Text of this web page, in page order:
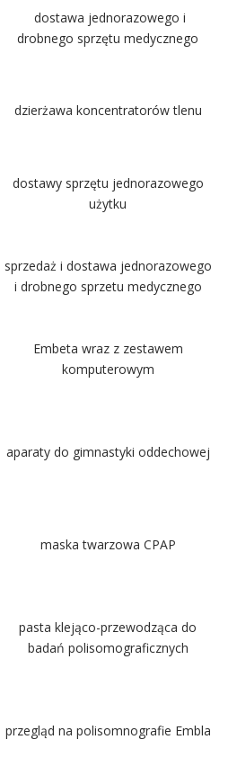
dostawa jednorazowego i
drobnego sprzętu medycznego
dzierżawa koncentratorów tlenu
dostawy sprzętu jednorazowego
użytku
sprzedaż i dostawa jednorazowego
i drobnego sprzetu medycznego
Embeta wraz z zestawem
komputerowym
aparaty do gimnastyki oddechowej
maska twarzowa CPAP
pasta klejąco-przewodząca do
badań polisomograficznych
przegląd na polisomnografie Embla